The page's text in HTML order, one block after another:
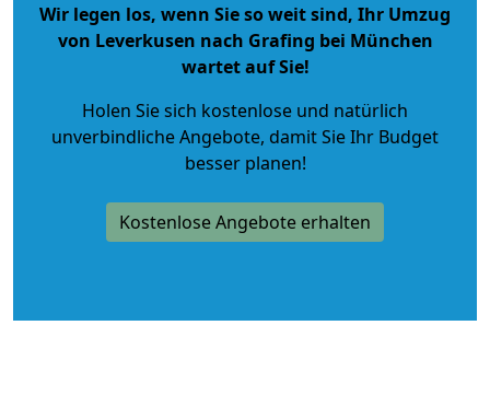
Wir legen los, wenn Sie so weit sind, Ihr Umzug
von Leverkusen nach Grafing bei München
wartet auf Sie!
Holen Sie sich kostenlose und natürlich
unverbindliche Angebote, damit Sie Ihr Budget
besser planen!
Kostenlose Angebote erhalten